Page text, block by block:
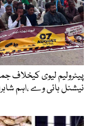
پیٹرولیم لیوی کیخلاف
نیشنل ہائی وے ،اہم